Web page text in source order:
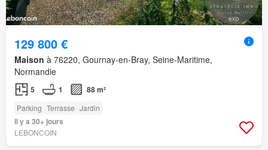
129 800 €
Maison à 76220, Gournay-en-Bray, Seine-Maritime,
Normandie
5 1 88 m²
Parking Terrasse Jardin
Il y a 30+ jours
LEBONCOIN